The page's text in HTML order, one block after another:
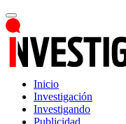
Inicio
Investigación
Investigando
Publicidad